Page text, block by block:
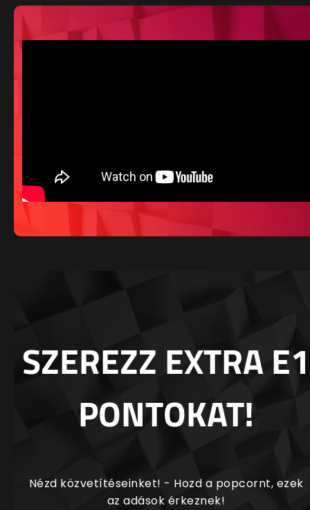
SZEREZZ EXTRA E1
PONTOKAT!
Nézd közvetítéseinket! - Hozd a popcornt, ezek
az adások érkeznek!